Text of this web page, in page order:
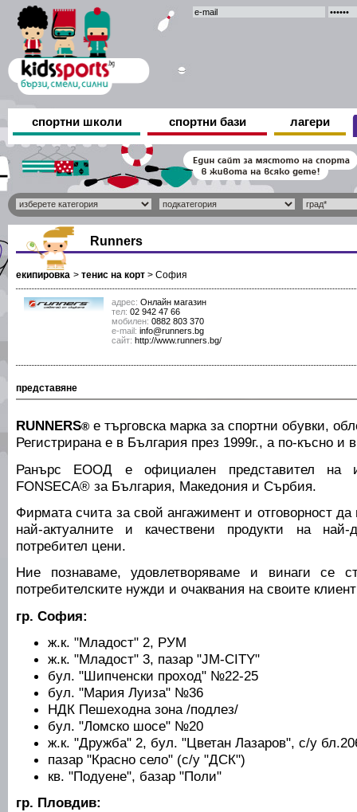
спортни школи спортни бази лагери
Runners
екипировка > тенис на корт > София
адрес: Онлайн магазин
тел: 02 942 47 66
мобилен: 0882 803 370
е-mail: info@runners.bg
сайт: http://www.runners.bg/
представяне
RUNNERS® е търговска марка за спортни обувки,
Регистрирана е в България през 1999г., а по-късно и
Ранърс ЕООД е официален представител на
FONSECA® за България, Македония и Сърбия.
Фирмата счита за свой ангажимент и отговорност да
най-актуалните и качествени продукти на най-
потребител цени.
Ние познаваме, удовлетворяваме и винаги се
потребителските нужди и очаквания на своите
гр. София:
ж.к. "Младост" 2, РУМ
ж.к. "Младост" 3, пазар "JM-CITY"
бул. "Шипченски проход" №22-25
бул. "Мария Луиза" №36
НДК Пешеходна зона /подлез/
бул. "Ломско шосе" №20
ж.к. "Дружба" 2, бул. "Цветан Лазаров", с/у
пазар "Красно село" (с/у "ДСК")
кв. "Подуене", базар "Поли"
гр. Пловдив: